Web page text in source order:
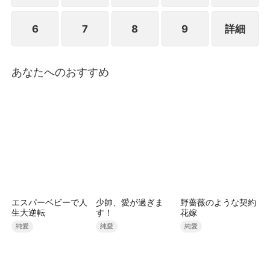
6 7 8 9 詳細
あなたへのおすすめ
エスパーベビーで人
生大逆転
純愛
少帥、愛が過ぎま
す！
純愛
野薔薇のような契約
花嫁
純愛